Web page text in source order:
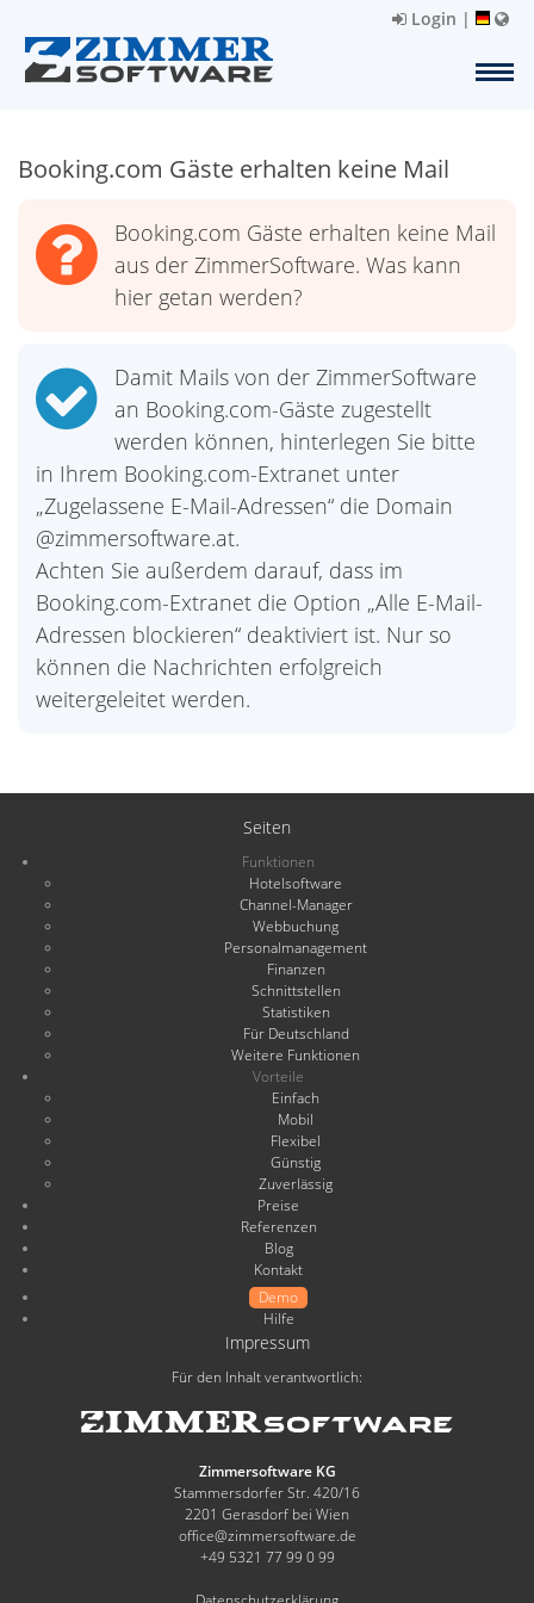
Login |
Booking.com Gäste erhalten keine Mail
Booking.com Gäste erhalten keine Mail
aus der ZimmerSoftware. Was kann
hier getan werden?
Damit Mails von der ZimmerSoftware
an Booking.com-Gäste zugestellt
werden können, hinterlegen Sie bitte
in Ihrem Booking.com-Extranet unter
„Zugelassene E-Mail-Adressen“ die Domain
@zimmersoftware.at.
Achten Sie außerdem darauf, dass im
Booking.com-Extranet die Option „Alle E-Mail-
Adressen blockieren“ deaktiviert ist. Nur so
können die Nachrichten erfolgreich
weitergeleitet werden.
Seiten
Funktionen
Hotelsoftware
Channel-Manager
Webbuchung
Personalmanagement
Finanzen
Schnittstellen
Statistiken
Für Deutschland
Weitere Funktionen
Vorteile
Einfach
Mobil
Flexibel
Günstig
Zuverlässig
Preise
Referenzen
Blog
Kontakt
Demo
Hilfe
Impressum
Für den Inhalt verantwortlich:
Zimmersoftware KG
Stammersdorfer Str. 420/16
2201 Gerasdorf bei Wien
office@zimmersoftware.de
+49 5321 77 99 0 99